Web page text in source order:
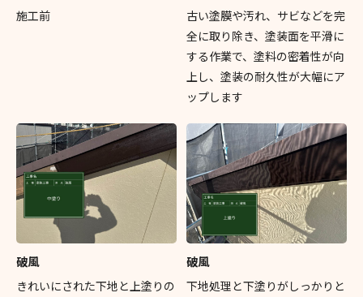
施工前
古い塗膜や汚れ、サビなどを完
全に取り除き、塗装面を平滑に
する作業で、塗料の密着性が向
上し、塗装の耐久性が大幅にア
ップします
破風
きれいにされた下地と上塗りの
破風
下地処理と下塗りがしっかりと